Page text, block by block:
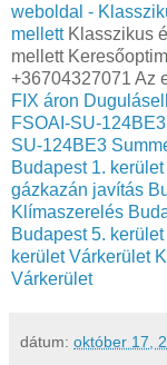
weboldal -
mellettKlasszikus
mellett
+36704327071 Az
FIX áron
FSOAI-SU-
SU-124BE3
Budapest 1.
gázkazán javítás
Klímaszerelés
Budapest 5.
kerület Várkerület
Várkerület
dátum: október 17,